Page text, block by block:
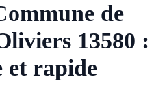
de
13580 :
et rapide